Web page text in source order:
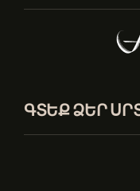
ԳՏԵՔ ՁԵՐ